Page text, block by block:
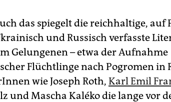
das spiegelt die reichhaltige, auf
und Russisch verfasste
Gelungenen – etwa der Aufnahme
Flüchtlinge nach Pogromen in
wie Joseph Roth, Karl Emil
und Mascha Kaléko die lange vor